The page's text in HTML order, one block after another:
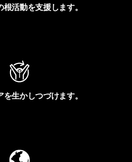
活動を支援します。
生かしつづけます。